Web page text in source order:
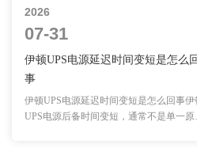
2026
07-31
伊顿UPS电源延迟时间变短是怎么
事
伊顿UPS电源延迟时间变短是怎么回事伊
UPS电源后备时间变短，通常不是单一原